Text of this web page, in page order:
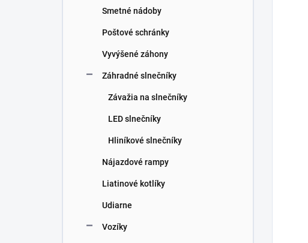
Smetné nádoby
Poštové schránky
Vyvýšené záhony
Záhradné slnečníky
Závažia na slnečníky
LED slnečníky
Hliníkové slnečníky
Nájazdové rampy
Liatinové kotlíky
Udiarne
Vozíky